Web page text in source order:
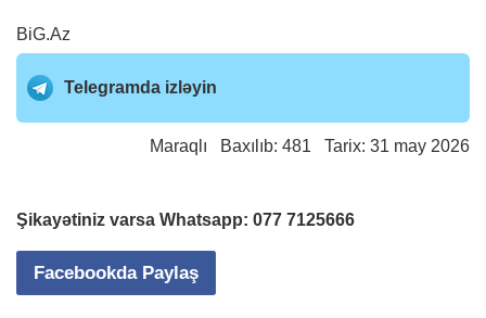
BiG.Az
Telegramda izləyin
Maraqlı Baxılıb: 481 Tarix: 31 may 2026
Şikayətiniz varsa Whatsapp: 077 7125666
Facebookda Paylaş